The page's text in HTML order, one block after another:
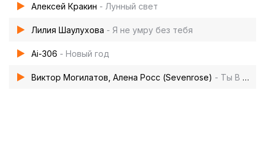
Алексей Кракин - Лунный свет
Лилия Шаулухова - Я не умру без тебя
Ai-306 - Новый год
Виктор Могилатов, Алена Росс (Sevenrose) - Ты В Моем Сердце